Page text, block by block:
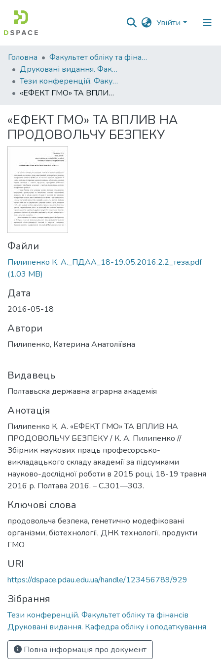
Увійти
Фонди
та
зібрання
Пошук за критеріями
Статистика
Головна
Факультет обліку та фінансів
Друковані видання. Факультет обліку та фінансів
Тези конференцій. Факультет обліку та фінансів
«ЕФЕКТ ГМО» ТА ВПЛИВ НА ПРОДОВОЛЬЧУ БЕЗПЕКУ
«ЕФЕКТ ГМО» ТА ВПЛИВ НА
ПРОДОВОЛЬЧУ БЕЗПЕКУ
Файли
Пилипенко К. А._ПДАА_18-19.05.2016.2.2_теза.pdf
(1.03 MB)
Дата
2016-05-18
Автори
Пилипенко, Катерина Анатоліївна
Видавець
Полтавьска державна аграрна академія
Анотація
Пилипенко К. А. «ЕФЕКТ ГМО» ТА ВПЛИВ НА
ПРОДОВОЛЬЧУ БЕЗПЕКУ / К. А. Пилипенко //
Збірник наукових праць професорсько-
викладацького складу академії за підсумками
науково-дослідної роботи в 2015 році, 18-19 травня
2016 р. Полтава 2016. – С.301—303.
Ключові слова
продовольча безпека, генетично модефіковані
організми, біотехнології, ДНК технології, продукти
ГМО
URI
https://dspace.pdau.edu.ua/handle/123456789/929
Зібрання
Тези конференцій. Факультет обліку та фінансів
Друковані видання. Кафедра обліку і оподаткування
Повна інформація про документ